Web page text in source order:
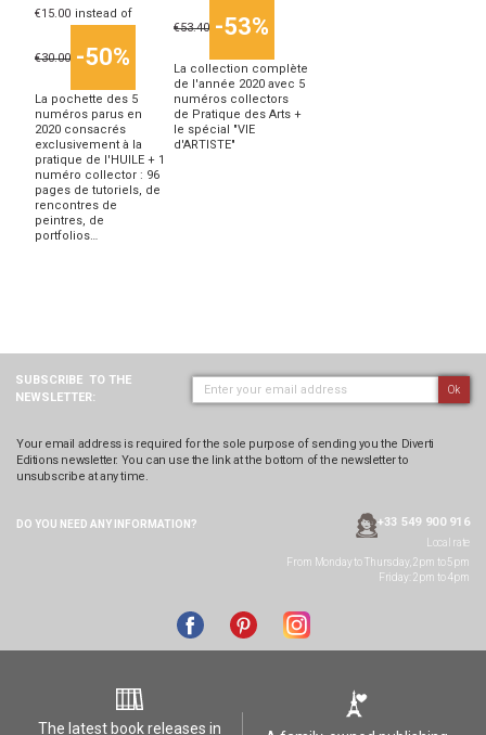
€15.00 instead of
€30.00 -50%
La pochette des 5
numéros parus en
2020 consacrés
exclusivement à la
pratique de l'HUILE + 1
numéro collector : 96
pages de tutoriels, de
rencontres de
peintres, de
portfolios…
€53.40 -53%
La collection complète
de l'année 2020 avec 5
numéros collectors
de Pratique des Arts +
le spécial "VIE
d'ARTISTE"
SUBSCRIBE TO THE
NEWSLETTER:
Ok
Your email address is required for the sole purpose of sending you the Diverti
Editions newsletter. You can use the link at the bottom of the newsletter to
unsubscribe at any time.
DO YOU NEED ANY INFORMATION? +33 549 900 916
Local rate
From Monday to Thursday, 2pm to 5pm
Friday: 2pm to 4pm
The latest book releases in